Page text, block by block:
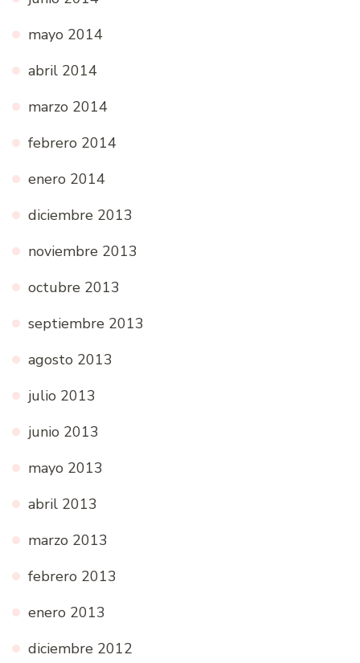
mayo 2014
abril 2014
marzo 2014
febrero 2014
enero 2014
diciembre 2013
noviembre 2013
octubre 2013
septiembre 2013
agosto 2013
julio 2013
junio 2013
mayo 2013
abril 2013
marzo 2013
febrero 2013
enero 2013
diciembre 2012